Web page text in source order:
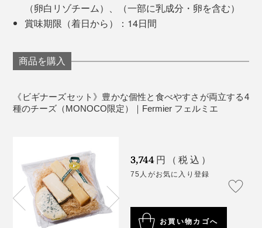
バランスが絶妙。なおかつ、初心者でも食べやすいよ
う、口当たりが穏やかなものを厳選！ 個性と食べやす
その後のチーズ人生を左右する、大切な初めの一歩。い
ーズのおいしさに目覚めちゃってください！
ブリ ド モー
重量：60g
（卵白リゾチーム）、（一部に乳成分・卵を含む）
賞味期限（着日から）：14日間
商品を購入
《ビギナーズセット》豊かな個性と食べやすさが両立する4
種のチーズ（MONOCO限定）｜Fermier フェルミエ
3,744 円（税込）
75人がお気に入り登録
お買い物カゴへ